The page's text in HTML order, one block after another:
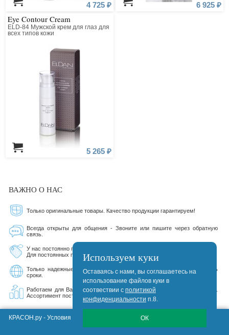
4 725 ₽ 6 925 ₽
Eye Contour Cream
ELD-84 Мужской крем для глаз для
всех типов кожи
5 265 ₽
ВАЖНО О НАС
Только оригинальные товары. Качество продукции гарантируем!
Всегда открыты для общения - Звоните или пишите через обратную
связь.
У нас постоянно проходят разнообразные акции от производителей.
Для постоянных покупателей существует дисконтная система.
Только надежные курьерские службы, которые стараются соблюдать
сроки.
Работаем для Вас 17 лет 113 дней. Сегодня на сайте 160087 товаров.
Ассортимент постоянно расширяется.
Используем куки
Оставаясь с нами, вы соглашаетесь на
использование файлов куки в
соотвествии с политикой
конфиденциальности п.8.
ОК
КРАСОН.ру - Условия Продажи, Доставки, Гарантии